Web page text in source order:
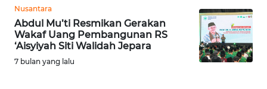
Nusantara
Abdul Mu’ti Resmikan Gerakan
Wakaf Uang Pembangunan RS
‘Aisyiyah Siti Walidah Jepara
7 bulan yang lalu
WN
KALBAR
WN
KALTENG